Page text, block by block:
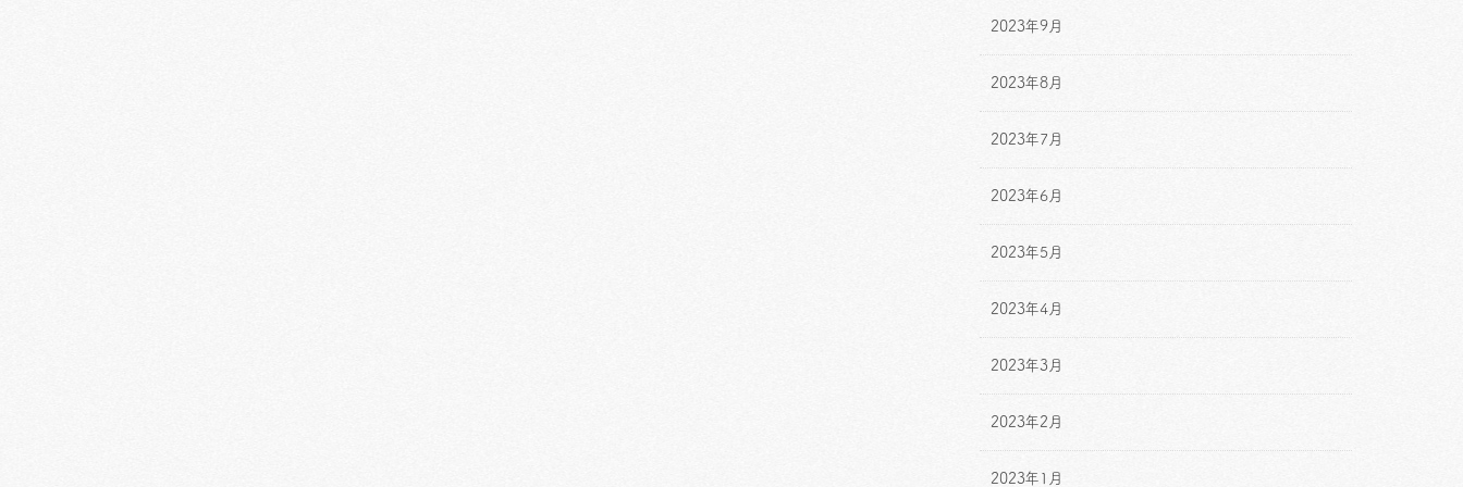
2023年9月
2023年8月
2023年7月
2023年6月
2023年5月
2023年4月
2023年3月
2023年2月
2023年1月